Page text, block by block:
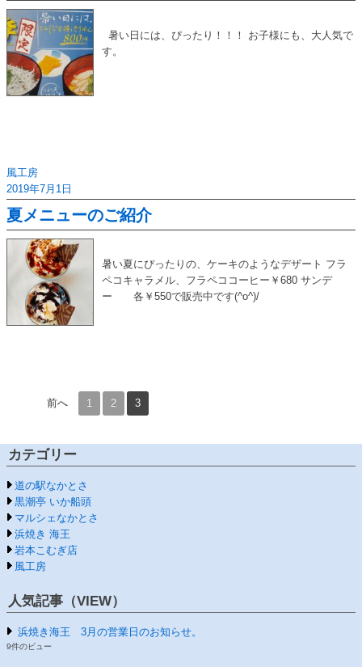
暑い日には、ぴったり！！！ お子様にも、大人気で
す。
風工房
2019年7月1日
夏メニューのご紹介
暑い夏にぴったりの、ケーキのようなデザート フラ
ペコキャラメル、フラペココーヒー￥680 サンデ
ー 各￥550で販売中です(^o^)/
前へ 1 2 3
カテゴリー
道の駅なかとさ
黒潮亭 いか船頭
マルシェなかとさ
浜焼き 海王
岩本こむぎ店
風工房
人気記事（VIEW）
浜焼き海王 3月の営業日のお知らせ。
9件のビュー